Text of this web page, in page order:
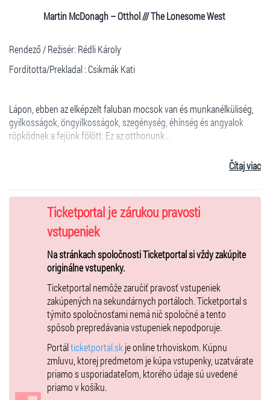
Martin McDonagh – Otthol /// The Lonesome West
Rendező / Režisér: Rédli Károly
Fordította/Prekladal : Csikmák Kati
Lápon, ebben az elképzelt faluban mocsok van és munkanélküliség,
gyilkosságok, öngyilkosságok, szegénység, éhínség és angyalok
röpködnek a fejünk fölött. Ez az otthonunk...
Guba Feri – Tóth Károly
Guba János – Béhr Márton
Eötvös atya – Rancsó Dezső
Kicsi – Katona Eszter
Čítaj viac
Ticketportal je zárukou pravosti
vstupeniek
Na stránkach spoločnosti Ticketportal si vždy zakúpite
originálne vstupenky.
Ticketportal nemôže zaručiť pravosť vstupeniek
zakúpených na sekundárnych portáloch. Ticketportal s
týmito spoločnosťami nemá nič spoločné a tento
spôsob prepredávania vstupeniek nepodporuje.
Portálticketportal.skje online trhoviskom. Kúpnu
zmluvu, ktorej predmetom je kúpa vstupenky, uzatvárate
priamo s usporiadateľom, ktorého údaje sú uvedené
priamo v košíku.